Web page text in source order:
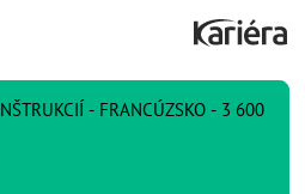
- FRANCÚZSKO - 3 600